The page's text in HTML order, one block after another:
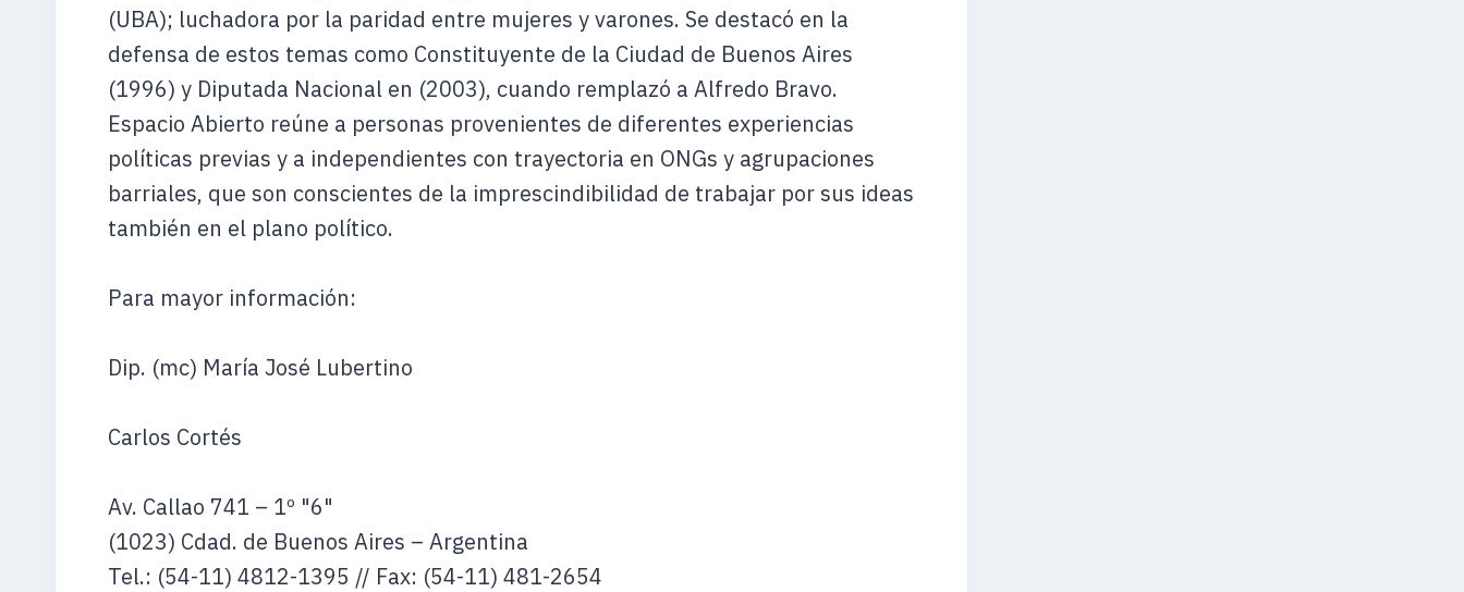
(UBA); luchadora por la paridad entre mujeres y varones. Se destacó en la
defensa de estos temas como Constituyente de la Ciudad de Buenos Aires
(1996) y Diputada Nacional en (2003), cuando remplazó a Alfredo Bravo.
Espacio Abierto reúne a personas provenientes de diferentes experiencias
políticas previas y a independientes con trayectoria en ONGs y agrupaciones
barriales, que son conscientes de la imprescindibilidad de trabajar por sus ideas
también en el plano político.
Para mayor información:
Dip. (mc) María José Lubertino
Carlos Cortés
Av. Callao 741 – 1º "6"
(1023) Cdad. de Buenos Aires – Argentina
Tel.: (54-11) 4812-1395 // Fax: (54-11) 481-2654